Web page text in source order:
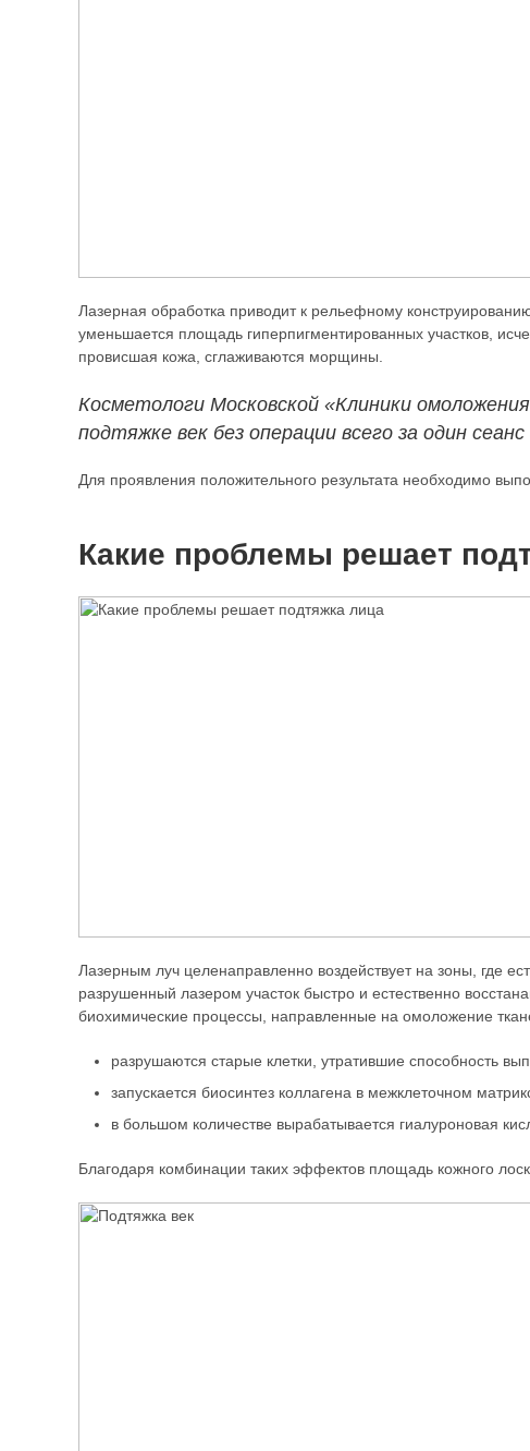
Лазерная обработка приводит к рельефному
уменьшается площадь гиперпигментированных участков,
провисшая кожа, сглаживаются морщины.
Косметологи Московской «Клиники
подтяжке век без операции всего за один
Для проявления положительного результата необходимо
Какие проблемы решает
Лазерным луч целенаправленно воздействует на зоны, где
разрушенный лазером участок быстро и естественно
биохимические процессы, направленные на омоложение
разрушаются старые клетки, утратившие способность
запускается биосинтез коллагена в межклеточном
в большом количестве вырабатывается гиалуроновая
Благодаря комбинации таких эффектов площадь кожного